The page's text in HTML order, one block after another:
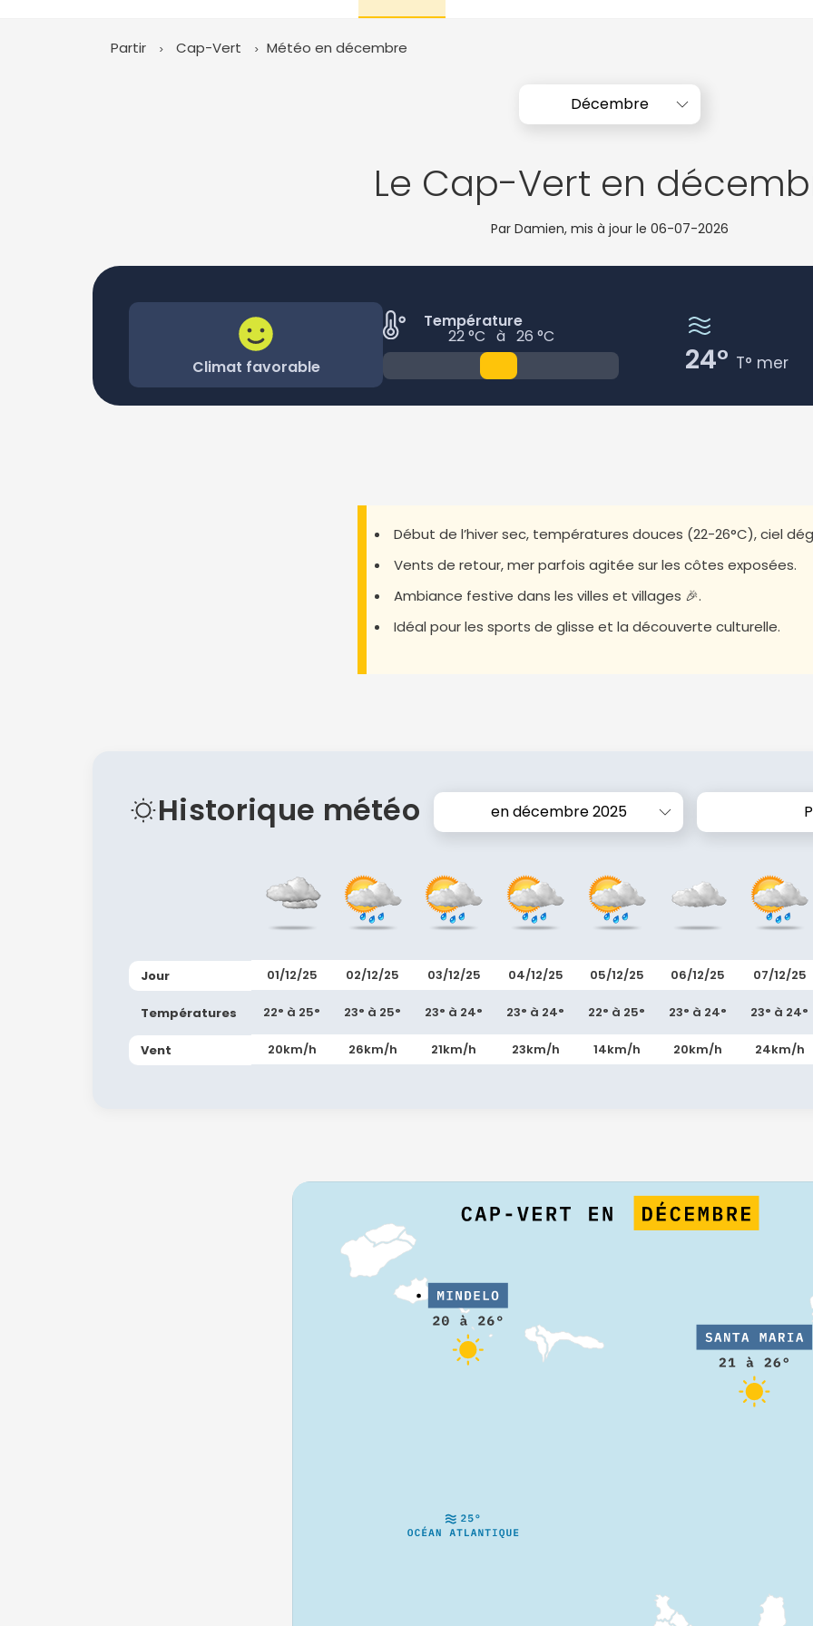
Partir Cap-Vert Météo en décembre
Décembre
Le Cap-Vert en
Par Damien, mis à jour le 06-07-2026
Climat favorable
Température
22 °C à 26 °C
24° T° mer
Début de l’hiver sec, températures douces (22-26°C), ciel
Vents de retour, mer parfois agitée sur les côtes exposées.
Ambiance festive dans les villes et villages 🎉.
Idéal pour les sports de glisse et la découverte culturelle.
Historique météo en décembre 2025
Jour
Températures
Vent
01/12/25
22° à 25°
20km/h
02/12/25
23° à 25°
26km/h
03/12/25
23° à 24°
21km/h
04/12/25
23° à 24°
23km/h
05/12/25
22° à 25°
14km/h
06/12/25
23° à 24°
20km/h
07/12/25
23° à 24°
24km/h